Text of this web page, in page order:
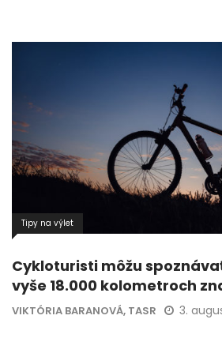
Tipy na výlet
Cykloturisti môžu
vyše 18.000 kolometroch
VIKTÓRIA BARANOVÁ, TASR 3.